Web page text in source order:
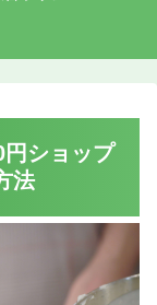
ショップ
法